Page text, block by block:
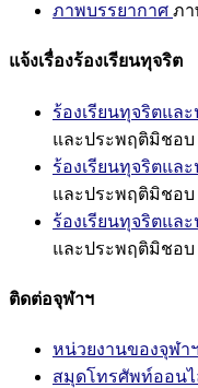
ภาพบรรยากาศ ภา
แจ้งเรื่องร้องเรียนทุจริต
ร้องเรียนทุจริตแล
และประพฤติมิชอบ
ร้องเรียนทุจริตแล
และประพฤติมิชอบ
ร้องเรียนทุจริตแล
และประพฤติมิชอบ
ติดต่อจุฬาฯ
หน่วยงานของจุฬาฯ
สมุดโทรศัพท์ออน